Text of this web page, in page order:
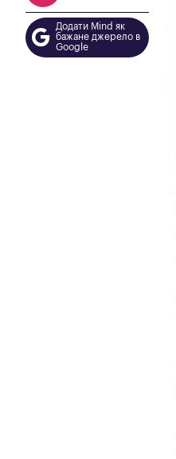
Додати Mind як
бажане джерело в
Google